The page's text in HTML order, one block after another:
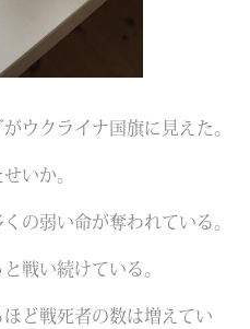
ウクライナ国旗に見えた。
いか。
の弱い命が奪われている。
戦い続けている。
ど戦死者の数は増えてい